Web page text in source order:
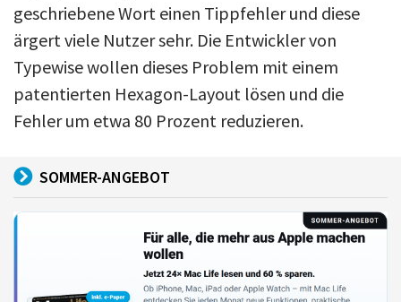
geschriebene Wort einen Tippfehler und diese
ärgert viele Nutzer sehr. Die Entwickler von
Typewise wollen dieses Problem mit einem
patentierten Hexagon-Layout lösen und die
Fehler um etwa 80 Prozent reduzieren.
SOMMER-ANGEBOT